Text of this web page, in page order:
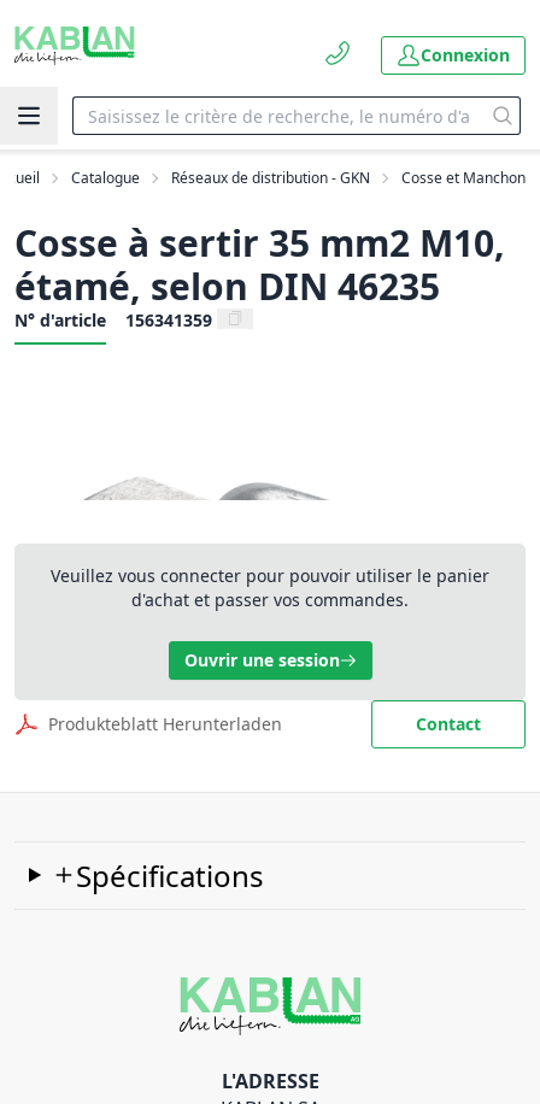
Connexion
Catalogue Réseaux de distribution - GKN Cosse et Manchon
Cosse à sertir 35 mm2 M10,
étamé, selon DIN 46235
N° d'article 156341359
Veuillez vous connecter pour pouvoir utiliser le panier
d'achat et passer vos commandes.
Ouvrir une session
Produkteblatt Herunterladen Contact
Spécifications
L'ADRESSE